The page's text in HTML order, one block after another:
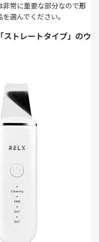
回
常に重要な部分なので形
を選んでください。
トレートタイプ」のウ